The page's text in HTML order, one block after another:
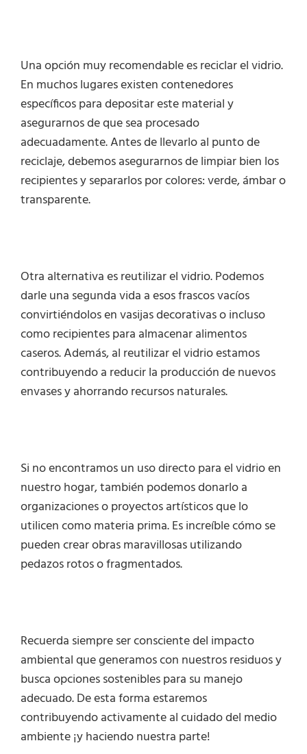
Una opción muy recomendable es reciclar el vidrio.
En muchos lugares existen contenedores
específicos para depositar este material y
asegurarnos de que sea procesado
adecuadamente. Antes de llevarlo al punto de
reciclaje, debemos asegurarnos de limpiar bien los
recipientes y separarlos por colores: verde, ámbar o
transparente.
Otra alternativa es reutilizar el vidrio. Podemos
darle una segunda vida a esos frascos vacíos
convirtiéndolos en vasijas decorativas o incluso
como recipientes para almacenar alimentos
caseros. Además, al reutilizar el vidrio estamos
contribuyendo a reducir la producción de nuevos
envases y ahorrando recursos naturales.
Si no encontramos un uso directo para el vidrio en
nuestro hogar, también podemos donarlo a
organizaciones o proyectos artísticos que lo
utilicen como materia prima. Es increíble cómo se
pueden crear obras maravillosas utilizando
pedazos rotos o fragmentados.
Recuerda siempre ser consciente del impacto
ambiental que generamos con nuestros residuos y
busca opciones sostenibles para su manejo
adecuado. De esta forma estaremos
contribuyendo activamente al cuidado del medio
ambiente ¡y haciendo nuestra parte!